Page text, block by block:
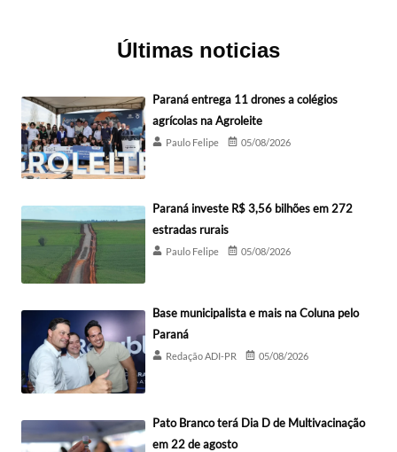
Últimas noticias
Paraná entrega 11 drones a colégios
agrícolas na Agroleite
Paulo Felipe 05/08/2026
Paraná investe R$ 3,56 bilhões em 272
estradas rurais
Paulo Felipe 05/08/2026
Base municipalista e mais na Coluna pelo
Paraná
Redação ADI-PR 05/08/2026
Pato Branco terá Dia D de Multivacinação
em 22 de agosto